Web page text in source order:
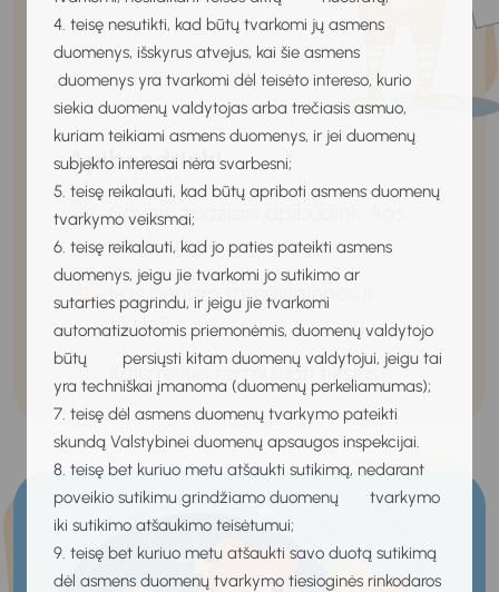
4. teisę nesutikti, kad būtų tvarkomi jų asmens
duomenys, išskyrus atvejus, kai šie asmens
duomenys yra tvarkomi dėl teisėto intereso, kurio
siekia duomenų valdytojas arba trečiasis asmuo,
kuriam teikiami asmens duomenys, ir jei duomenų
subjekto interesai nėra svarbesni;
5. teisę reikalauti, kad būtų apriboti asmens duomenų
tvarkymo veiksmai;
6. teisę reikalauti, kad jo paties pateikti asmens
duomenys, jeigu jie tvarkomi jo sutikimo ar
sutarties pagrindu, ir jeigu jie tvarkomi
automatizuotomis priemonėmis, duomenų valdytojo
būtų persiųsti kitam duomenų valdytojui, jeigu tai
yra techniškai įmanoma (duomenų perkeliamumas);
7. teisę dėl asmens duomenų tvarkymo pateikti
skundą Valstybinei duomenų apsaugos inspekcijai.
8. teisę bet kuriuo metu atšaukti sutikimą, nedarant
poveikio sutikimu grindžiamo duomenų tvarkymo
iki sutikimo atšaukimo teisėtumui;
9. teisę bet kuriuo metu atšaukti savo duotą sutikimą
dėl asmens duomenų tvarkymo tiesioginės rinkodaros
Apibendrink!
Savais žodžiais apibūdink, kas
yra svajonė.
Kas bendro tarp svajonės ir
tikslo?
Kaip reikia formuluoti tikslus?